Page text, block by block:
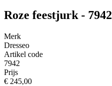
Roze feestjurk - 7942
Merk
Dresseo
Artikel code
7942
Prijs
€ 245,00